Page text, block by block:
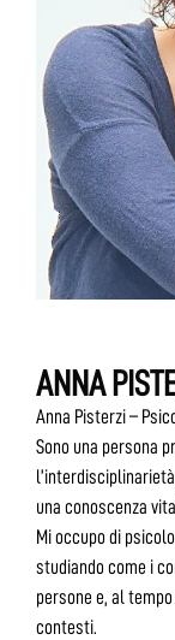
ANNA
Anna Pisterzi –
Sono una persona
una conoscenza
Mi occupo di
studiando come i
persone e, al
contesti.